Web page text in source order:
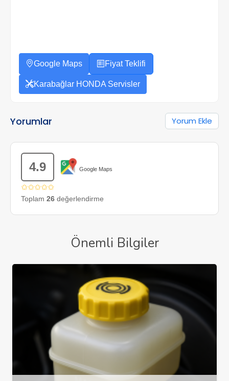
Google Maps Fiyat Teklifi
Karabağlar HONDA Servisler
Yorumlar Yorum Ekle
4.9 Google Maps
✩✩✩✩✩
Toplam 26 değerlendirme
Önemli Bilgiler